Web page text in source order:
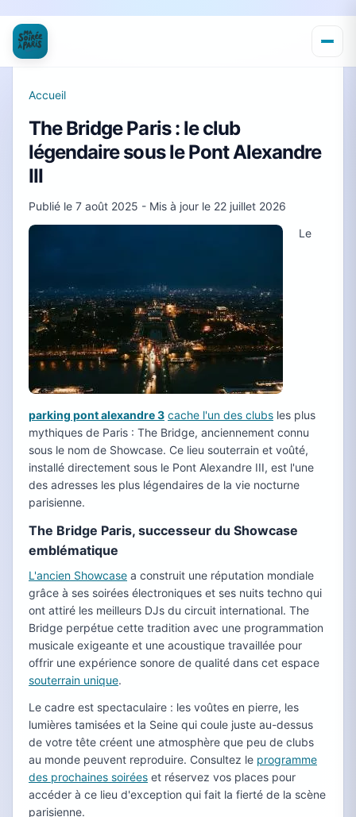
Accueil
The Bridge Paris : le club
légendaire sous le Pont Alexandre
III
Publié le 7 août 2025 - Mis à jour le 22 juillet 2026
Le
parking pont alexandre 3 cache l'un des clubs les plus
mythiques de Paris : The Bridge, anciennement connu
sous le nom de Showcase. Ce lieu souterrain et voûté,
installé directement sous le Pont Alexandre III, est l'une
des adresses les plus légendaires de la vie nocturne
parisienne.
The Bridge Paris, successeur du Showcase
emblématique
L'ancien Showcase a construit une réputation mondiale
grâce à ses soirées électroniques et ses nuits techno qui
ont attiré les meilleurs DJs du circuit international. The
Bridge perpétue cette tradition avec une programmation
musicale exigeante et une acoustique travaillée pour
offrir une expérience sonore de qualité dans cet espace
souterrain unique.
Le cadre est spectaculaire : les voûtes en pierre, les
lumières tamisées et la Seine qui coule juste au-dessus
de votre tête créent une atmosphère que peu de clubs
au monde peuvent reproduire. Consultez le programme
des prochaines soirées et réservez vos places pour
accéder à ce lieu d'exception qui fait la fierté de la scène
parisienne.